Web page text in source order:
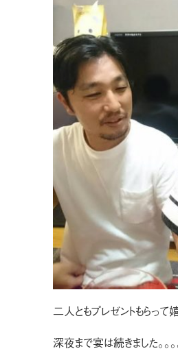
二人ともプレゼントもらって
深夜まで宴は続きました。。。